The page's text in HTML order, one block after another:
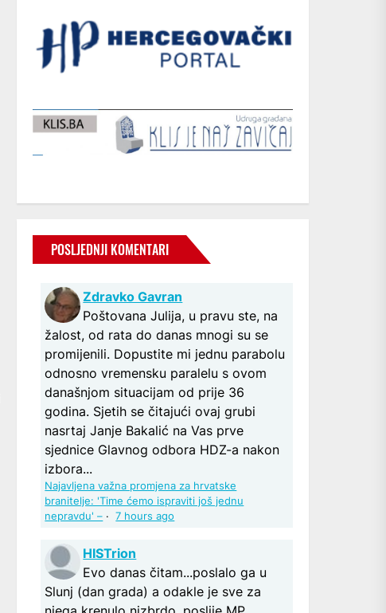
POSLJEDNJI KOMENTARI
Zdravko Gavran
Poštovana Julija, u pravu ste, na
žalost, od rata do danas mnogi su se
promijenili. Dopustite mi jednu parabolu
odnosno vremensku paralelu s ovom
današnjom situacijam od prije 36
godina. Sjetih se čitajući ovaj grubi
nasrtaj Janje Bakalić na Vas prve
sjednice Glavnog odbora HDZ-a nakon
izbora...
Najavljena važna promjena za hrvatske
branitelje: 'Time ćemo ispraviti još jednu
nepravdu' – ·7 hours ago
HISTrion
Evo danas čitam...poslalo ga u
Slunj (dan grada) a odakle je sve za